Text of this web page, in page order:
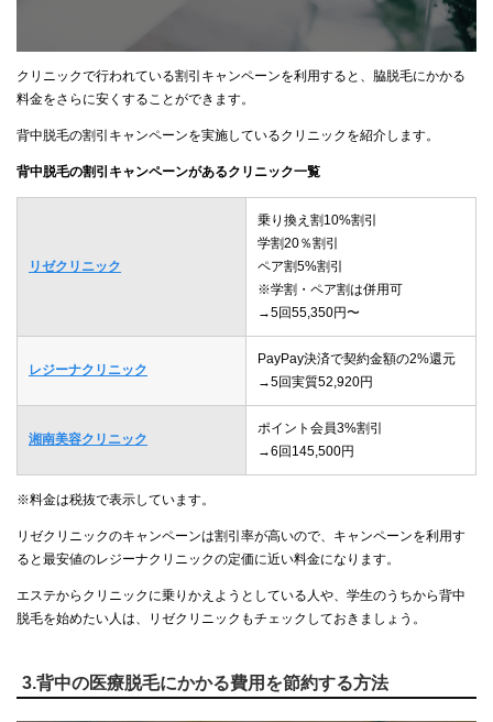
クリニックで行われている割引キャンペーンを利用すると、脇脱毛にかかる
料金をさらに安くすることができます。
背中脱毛の割引キャンペーンを実施しているクリニックを紹介します。
背中脱毛の割引キャンペーンがあるクリニック一覧
リゼクリニック
乗り換え割10%割引
学割20％割引
ペア割5%割引
※学割・ペア割は併用可
→5回55,350円〜
レジーナクリニック
PayPay決済で契約金額の2%還元
→5回実質52,920円
湘南美容クリニック
ポイント会員3%割引
→6回145,500円
※料金は税抜で表示しています。
リゼクリニックのキャンペーンは割引率が高いので、キャンペーンを利用す
ると最安値のレジーナクリニックの定価に近い料金になります。
エステからクリニックに乗りかえようとしている人や、学生のうちから背中
脱毛を始めたい人は、リゼクリニックもチェックしておきましょう。
3.背中の医療脱毛にかかる費用を節約する方法